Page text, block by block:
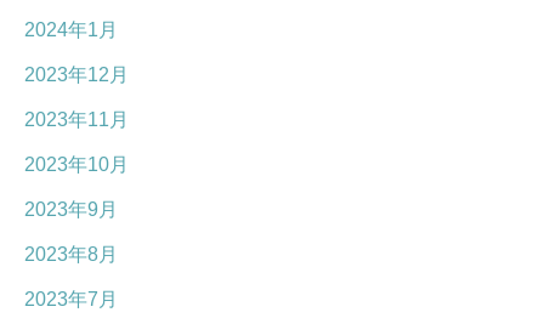
2024年1月
2023年12月
2023年11月
2023年10月
2023年9月
2023年8月
2023年7月